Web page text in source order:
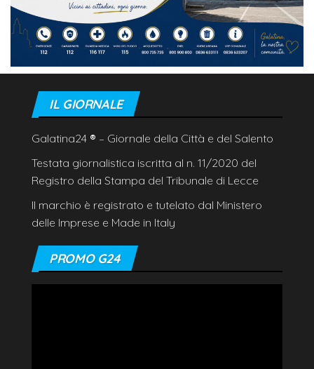
IL GIORNALE
Galatina24 ® – Giornale della Città e del Salento
Testata giornalistica iscritta al n. 11/2020 del
Registro della Stampa del Tribunale di Lecce
Il marchio è registrato e tutelato dal Ministero
delle Imprese e Made in Italy
PROMO G24